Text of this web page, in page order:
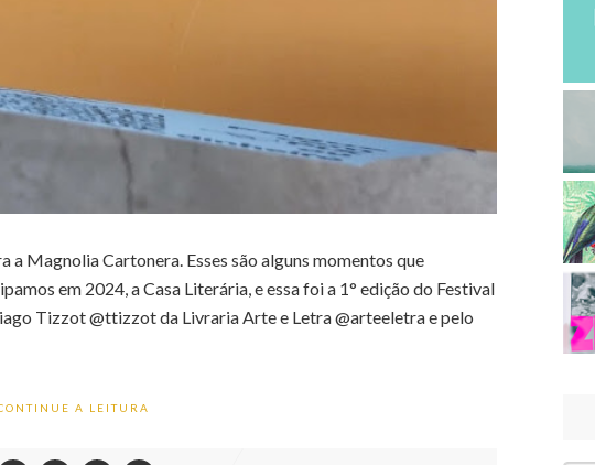
Magnolia Cartonera. Esses são alguns momentos que
em 2024, a Casa Literária, e essa foi a 1° edição do Festival
Tizzot @ttizzot da Livraria Arte e Letra @arteeletra e pelo
A LEITURA